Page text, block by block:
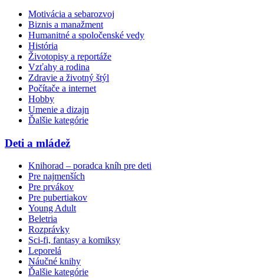
Motivácia a sebarozvoj
Biznis a manažment
Humanitné a spoločenské vedy
História
Životopisy a reportáže
Vzťahy a rodina
Zdravie a životný štýl
Počítače a internet
Hobby
Umenie a dizajn
Ďalšie kategórie
Deti a mládež
Knihorad – poradca kníh pre deti
Pre najmenších
Pre prvákov
Pre pubertiakov
Young Adult
Beletria
Rozprávky
Sci-fi, fantasy a komiksy
Leporelá
Náučné knihy
Ďalšie kategórie